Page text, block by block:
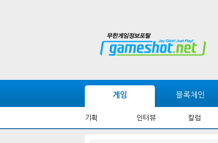
게임 블록체인
기획 인터뷰 칼럼